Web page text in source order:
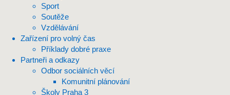
Sport
Soutěže
Vzdělávání
Zařízení pro volný čas
Příklady dobré praxe
Partneři a odkazy
Odbor sociálních věcí
Komunitní plánování
Školy Praha 3